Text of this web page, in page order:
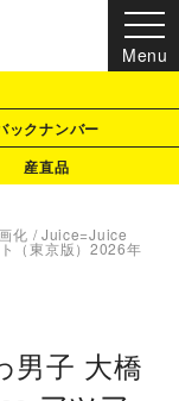
ックナンバー
産直品
化 / Juice=Juice
（東京版）2026年
男子 大橋